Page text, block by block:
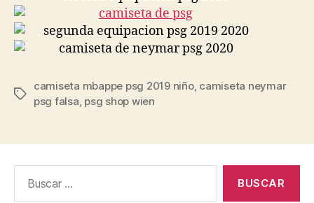
Etiquetas
camiseta mbappe psg 2019 niño, camiseta neymar
psg falsa, psg shop wien